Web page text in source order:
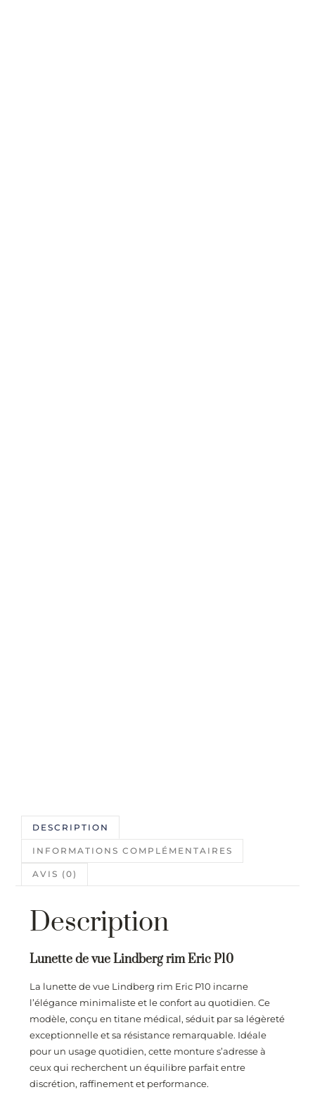
DESCRIPTION
INFORMATIONS COMPLÉMENTAIRES
AVIS (0)
Description
Lunette de vue Lindberg rim Eric P10
La lunette de vue Lindberg rim Eric P10 incarne
l’élégance minimaliste et le confort au quotidien. Ce
modèle, conçu en titane médical, séduit par sa légèreté
exceptionnelle et sa résistance remarquable. Idéale
pour un usage quotidien, cette monture s’adresse à
ceux qui recherchent un équilibre parfait entre
discrétion, raffinement et performance.